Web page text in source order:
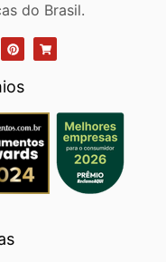
do Brasil.